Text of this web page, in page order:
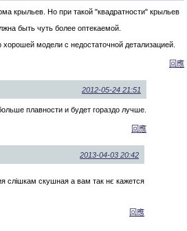
крыльев. Но при такой "квадратности" крыльев
быть чуть более оптекаемой.
модели с недостаточной детализацией.
回應
2012-05-24 21:51
плавности и будет гораздо лучше.
回應
2013-04-03 20:42
слішкам скушная а вам так нє кажется
回應